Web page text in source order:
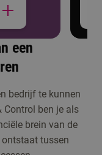
een
bedrijf te kunnen
Control ben je als
brein van de
tussen